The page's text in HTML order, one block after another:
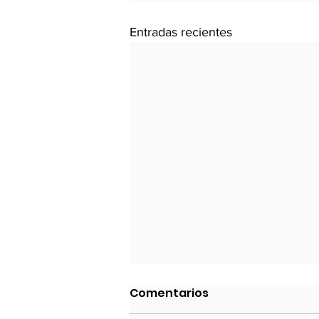
Entradas recientes
Política Exterior 2023
Comentarios